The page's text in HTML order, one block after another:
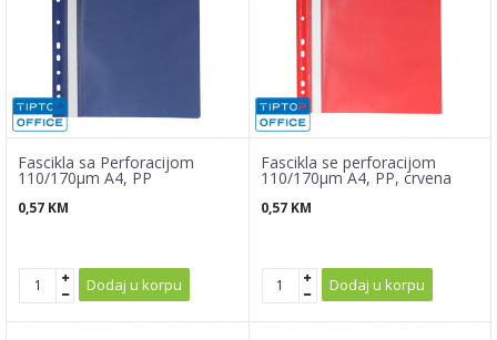
Fascikla sa Perforacijom
110/170µm A4, PP
0,57 KM
Dodaj u korpu
Fascikla se perforacijom
110/170µm A4, PP, crvena
0,57 KM
Dodaj u korpu